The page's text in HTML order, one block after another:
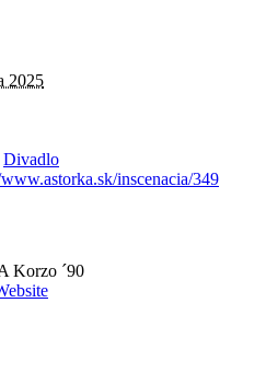
2025
Divadlo
inscenacia/349
Korzo ´90